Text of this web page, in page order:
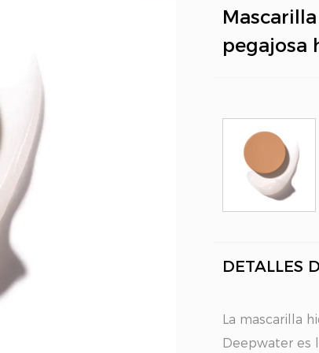
pegajosa
DETALLES
La mascarilla
Deepwater es